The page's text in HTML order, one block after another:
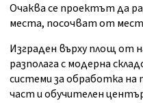
Очаква се проектът да
места, посочват от
Изграден върху площ от
разполага с модерна
системи за обработка
част и обучителен